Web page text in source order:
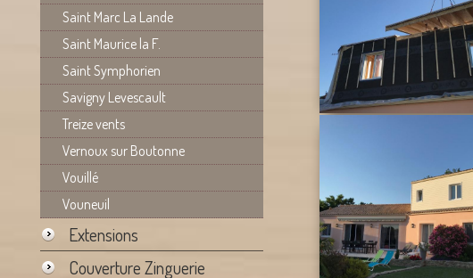
Saint Marc La Lande
Saint Maurice la F.
Saint Symphorien
Savigny Levescault
Treize vents
Vernoux sur Boutonne
Vouillé
Vouneuil
Extensions
Couverture Zinguerie